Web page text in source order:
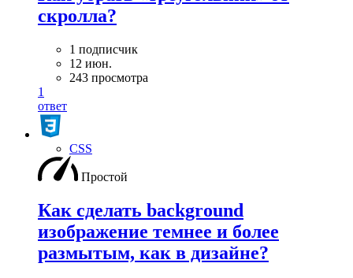
скролла?
1 подписчик
12 июн.
243 просмотра
1
ответ
CSS
Простой
Как сделать background
изображение темнее и более
размытым, как в дизайне?